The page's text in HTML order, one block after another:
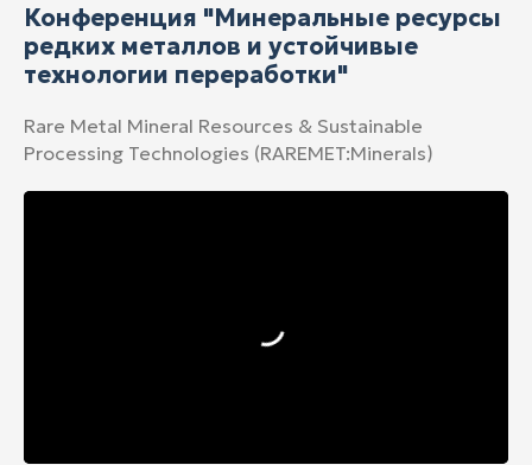
Конференция "Минеральные ресурсы
редких металлов и устойчивые
технологии переработки"
Rare Metal Mineral Resources & Sustainable
Processing Technologies (RAREMET:Minerals)